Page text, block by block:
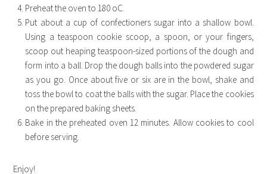
Preheat the oven to 180 oC.
Put about a cup of confectioners sugar into a shallow bowl.
Using a teaspoon cookie scoop, a spoon, or your fingers,
scoop out heaping teaspoon-sized portions of the dough and
form into a ball. Drop the dough balls into the powdered sugar
as you go. Once about five or six are in the bowl, shake and
toss the bowl to coat the balls with the sugar. Place the cookies
on the prepared baking sheets.
Bake in the preheated oven 12 minutes. Allow cookies to cool
before serving.
Enjoy!